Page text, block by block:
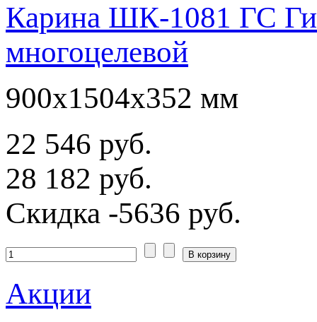
Карина ШК-1081 ГС
многоцелевой
900х1504х352 мм
22 546 руб.
28 182 руб.
Скидка -5636 руб.
Акции